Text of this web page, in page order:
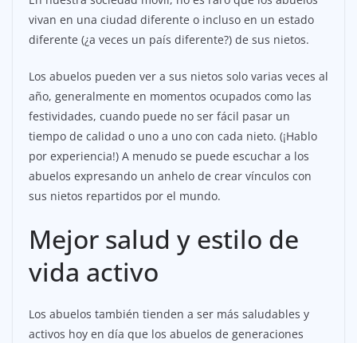
vivan en una ciudad diferente o incluso en un estado
diferente (¿a veces un país diferente?) de sus nietos.
Los abuelos pueden ver a sus nietos solo varias veces al
año, generalmente en momentos ocupados como las
festividades, cuando puede no ser fácil pasar un
tiempo de calidad o uno a uno con cada nieto. (¡Hablo
por experiencia!) A menudo se puede escuchar a los
abuelos expresando un anhelo de crear vínculos con
sus nietos repartidos por el mundo.
Mejor salud y estilo de
vida activo
Los abuelos también tienden a ser más saludables y
activos hoy en día que los abuelos de generaciones